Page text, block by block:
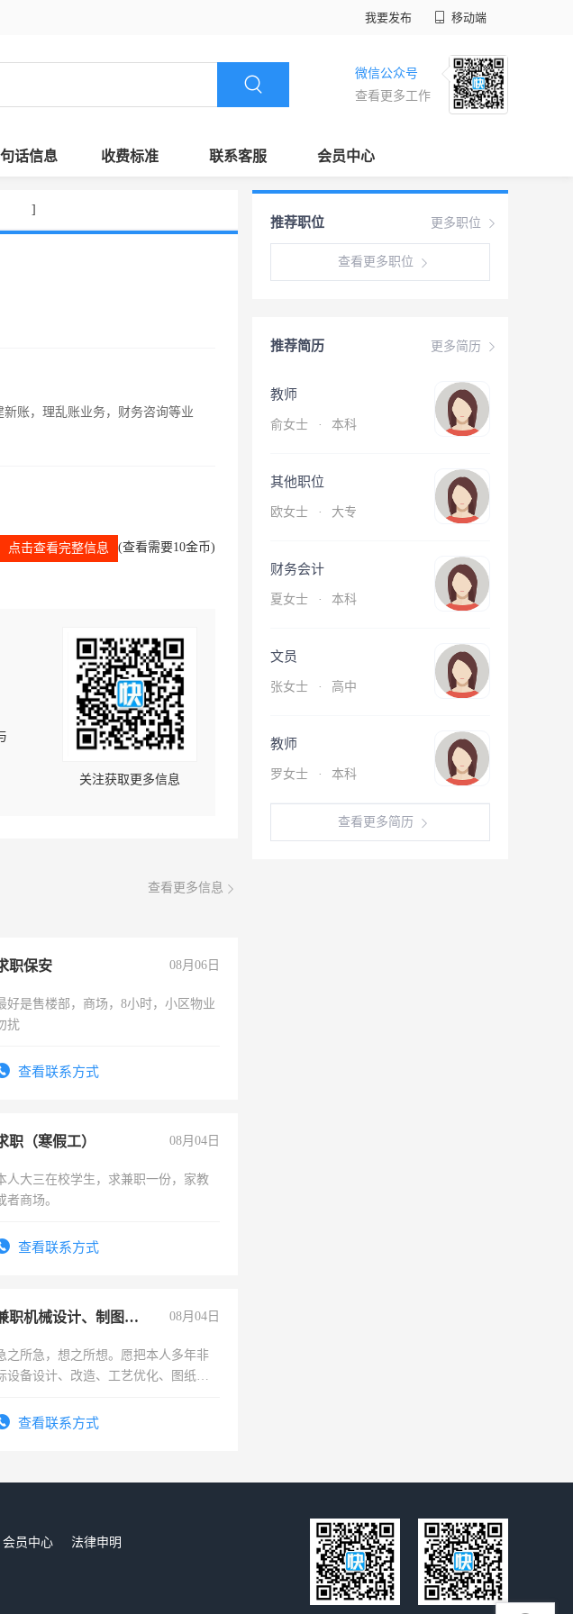
我要发布 移动端
微信公众号
查看更多工作
话信息 收费标准 联系客服 会员中心
]
账，理乱账业务，财务咨询等业
点击查看完整信息 (查看需要10金币)
关注获取更多信息
查看更多信息
职保安 08月06日
好是售楼部，商场，8小时，小区物业
扰
查看联系方式
职（寒假工） 08月04日
人大三在校学生，求兼职一份，家教
者商场。
查看联系方式
兼职机械设计、制图、设备改造 08月04日
之所急，想之所想。愿把本人多年非
设备设计、改造、工艺优化、图纸制
识有识之士，共享未来。
查看联系方式
更多职位
推荐职位
查看更多职位
更多简历
推荐简历
教师
俞女士 · 本科
其他职位
欧女士 · 大专
财务会计
夏女士 · 本科
文员
张女士 · 高中
教师
罗女士 · 本科
查看更多简历
会员中心
法律申明